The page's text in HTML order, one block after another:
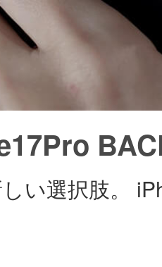
い選択肢。